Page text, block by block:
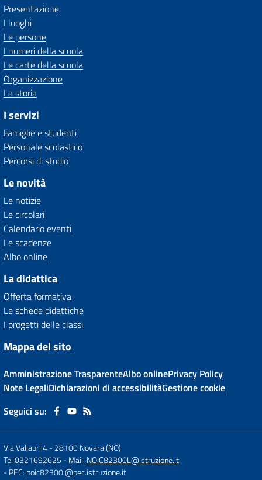
Presentazione
I luoghi
Le persone
I numeri della scuola
Le carte della scuola
Organizzazione
La storia
I servizi
Famiglie e studenti
Personale scolastico
Percorsi di studio
Le novità
Le notizie
Le circolari
Calendario eventi
Le scadenze
Albo online
La didattica
Offerta formativa
Le schede didattiche
I progetti delle classi
Mappa del sito
Amministrazione TrasparenteAlbo onlinePrivacy Policy
Note LegaliDichiarazioni di accessibilitàGestione cookie
Seguici su:
Via Vallauri 4-28100 Novara (NO)
Tel 0321692625 - Mail: NOIC82300L@istruzione.it
- PEC: noic82300l@pec.istruzione.it